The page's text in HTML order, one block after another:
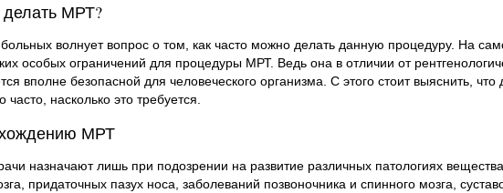
делать МРТ?
волнует вопрос о том, как часто можно делать данную процедуру. На
особых ограничений для процедуры МРТ. Ведь она в отличии от
вполне безопасной для человеческого организма. С этого стоит выяснить, что
насколько это требуется.
МРТ
назначают лишь при подозрении на развитие различных патологиях
придаточных пазух носа, заболеваний позвоночника и спинного мозга,